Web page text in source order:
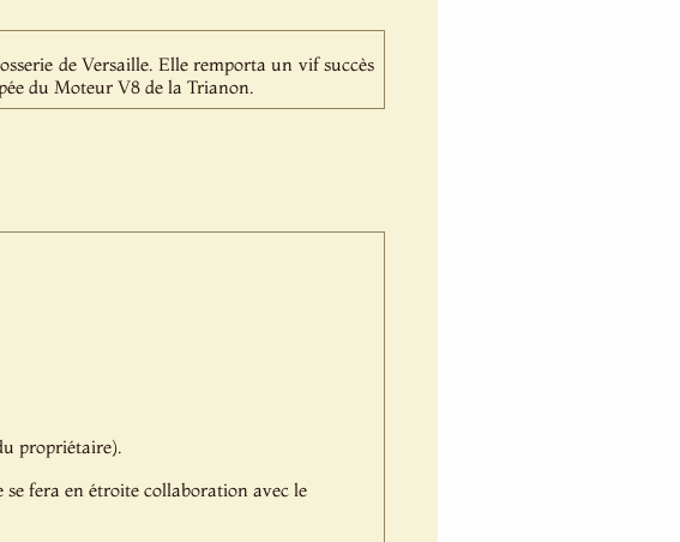
de Versaille. Elle remporta un vif succès
du Moteur V8 de la Trianon.
propriétaire).
fera en étroite collaboration avec le